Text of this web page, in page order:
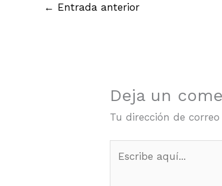
← Entrada anterior
Deja un
Tu dirección de
aquí...